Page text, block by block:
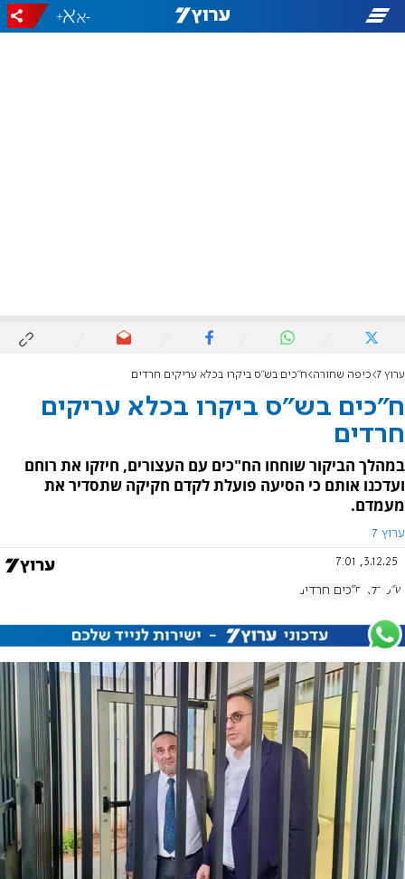
-
+
ערוץ 7 כיפה שחורה ח"כים בש"ס ביקרו בכלא עריקים חרדים
ח"כים בש"ס ביקרו בכלא עריקים
חרדים
במהלך הביקור שוחחו הח"כים עם העצורים, חיזקו את רוחם
ועדכנו אותם כי הסיעה פועלת לקדם חקיקה שתסדיר את
מעמדם.
ערוץ 7
3.12.25, 7:01
ש"ס כלא ח"כים חרדים